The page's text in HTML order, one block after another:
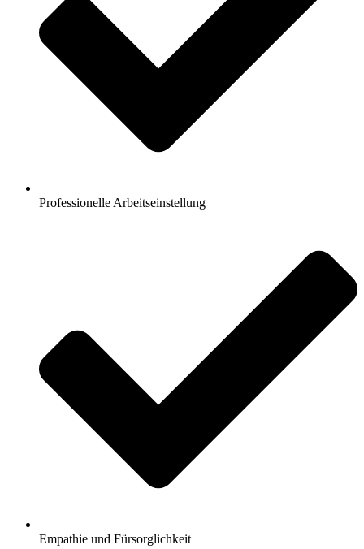
Professionelle Arbeitseinstellung
Empathie und Fürsorglichkeit